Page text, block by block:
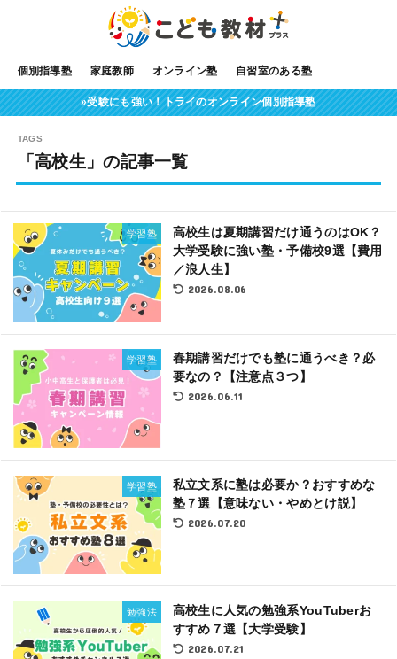
個別指導塾 家庭教師 オンライン塾 自習室のある塾
»受験にも強い！トライのオンライン個別指導塾
「高校生」の記事一覧
学習塾
高校生は夏期講習だけ通うのはOK？
大学受験に強い塾・予備校9選【費用
／浪人生】
2026.08.06
学習塾
春期講習だけでも塾に通うべき？必
要なの？【注意点３つ】
2026.06.11
学習塾
私立文系に塾は必要か？おすすめな
塾７選【意味ない・やめとけ説】
2026.07.20
勉強法
高校生に人気の勉強系YouTuberお
すすめ７選【大学受験】
2026.07.21